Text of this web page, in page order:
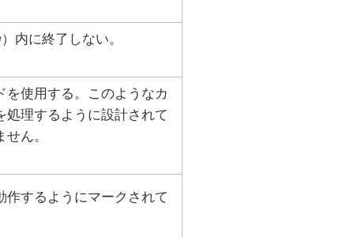
内に終了しない。
使用する。このようなカ
理するように設計されて
ん。
するようにマークされて